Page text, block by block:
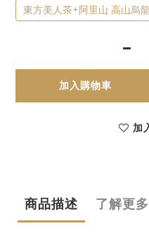
東方美人茶+阿里山 高山烏
加入購物車
加
商品描述 了解更多